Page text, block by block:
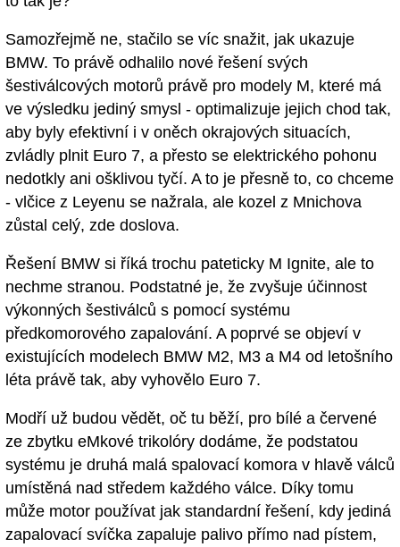
Samozřejmě ne, stačilo se víc snažit, jak ukazuje
BMW. To právě odhalilo nové řešení svých
šestiválcových motorů právě pro modely M, které má
ve výsledku jediný smysl - optimalizuje jejich chod tak,
aby byly efektivní i v oněch okrajových situacích,
zvládly plnit Euro 7, a přesto se elektrického pohonu
nedotkly ani ošklivou tyčí. A to je přesně to, co chceme
- vlčice z Leyenu se nažrala, ale kozel z Mnichova
zůstal celý, zde doslova.
Řešení BMW si říká trochu pateticky M Ignite, ale to
nechme stranou. Podstatné je, že zvyšuje účinnost
výkonných šestiválců s pomocí systému
předkomorového zapalování. A poprvé se objeví v
existujících modelech BMW M2, M3 a M4 od letošního
léta právě tak, aby vyhovělo Euro 7.
Modří už budou vědět, oč tu běží, pro bílé a červené
ze zbytku eMkové trikolóry dodáme, že podstatou
systému je druhá malá spalovací komora v hlavě válců
umístěná nad středem každého válce. Díky tomu
může motor používat jak standardní řešení, kdy jediná
zapalovací svíčka zapaluje palivo přímo nad pístem,